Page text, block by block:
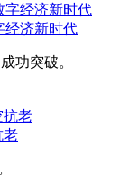
经济新时代
功突破。
老